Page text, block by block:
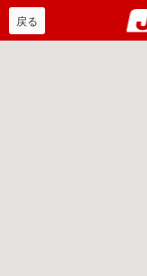
戻る